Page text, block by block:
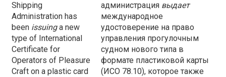
Shipping
Administration has
been issuinga new
type of International
Certificate for
Operators of Pleasure
Craft on a plastic card
администрация выдает
международное
удостоверение на право
управления прогулочным
судном нового типа в
формате пластиковой карты
(ИСО 78.10), которое также